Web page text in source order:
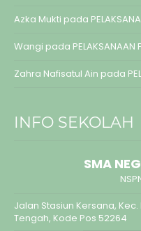
Azka Mukti pada
Wangi pada PELAKSANAAN
Zahra Nafisatul Ain pada
INFO SEKOLAH
SMA
Jalan Stasiun Kersana,
Tengah, Kode Pos 52264